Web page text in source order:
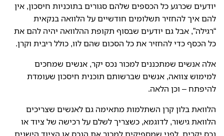
יודעים שכרגע כל הכספים שלהם סגורים בתוכניות חיסכון, אין
להם איך להחזיר תשלומים חודשיים על הלוואה בנקאית
“רגילה”, אבל גם יודעים שבסוף תקופת ההלוואה יהיה להם את
כל הכסף כדי להחזיר את כל הסכום שהם לוו, כולל ריבית וקרן.
אלה אנשים שמתכננים למכור נכס יקר, אנשים שמחכים
למימוש צוואה, אנשים שברשותם תוכנית חיסכון שעומדת
להיפתח – וכן הלאה.
הלוואת בלון קרן השתלמות מתאימה גם לאנשים שצריכים
הלוואת גישור, לדוגמא, כשצריך לשלם על רכישה של ציוד או